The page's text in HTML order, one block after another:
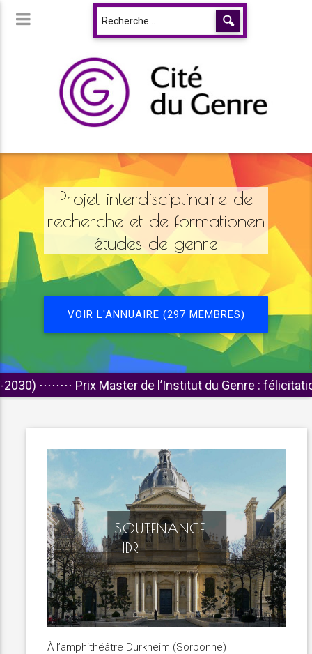
Projet interdisciplinaire de
recherche et de formationen
études de genre
VOIR L'ANNUAIRE (297 MEMBRES)
Prix Master de l’Institut du Genre : félicitations aux
SOUTENANCE
HDR
À l’amphithéâtre Durkheim (Sorbonne)